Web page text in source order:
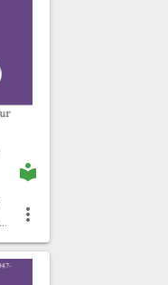
local_library
more_vert